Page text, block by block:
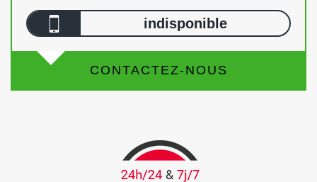
indisponible
CONTACTEZ-NOUS